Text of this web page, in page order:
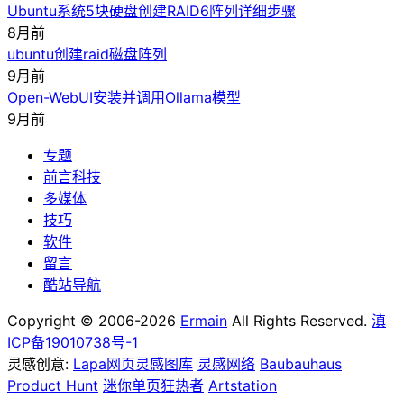
Ubuntu系统5块硬盘创建RAID6阵列详细步骤
8月前
ubuntu创建raid磁盘阵列
9月前
Open-WebUI安装并调用Ollama模型
9月前
专题
前言科技
多媒体
技巧
软件
留言
酷站导航
Copyright © 2006-2026 Ermain All Rights Reserved. 滇
ICP备19010738号-1
灵感创意: Lapa网页灵感图库 灵感网络 Baubauhaus
Product Hunt 迷你单页狂热者 Artstation